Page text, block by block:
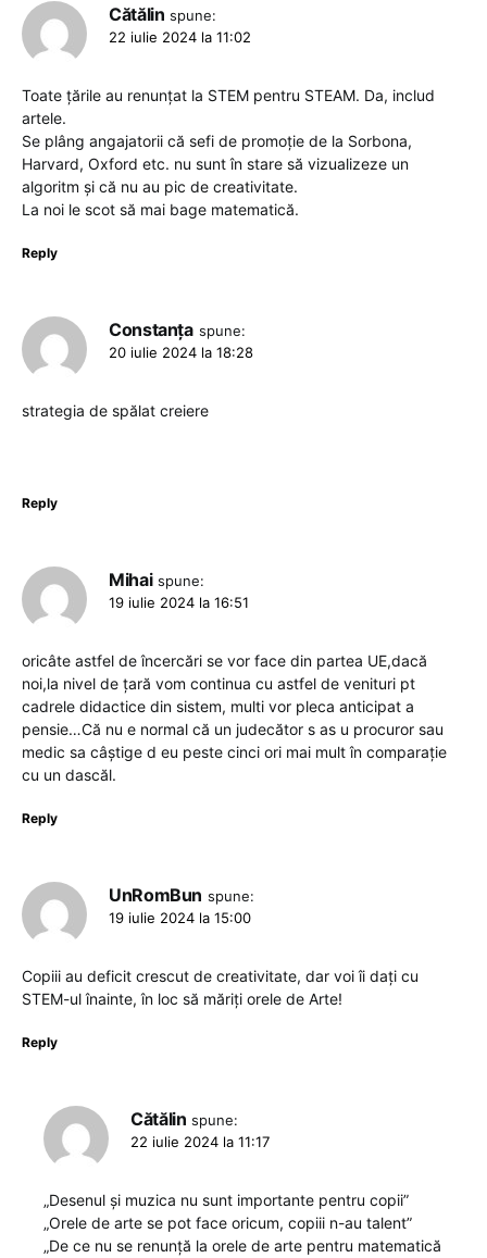
Cătălin spune:
22 iulie 2024 la 11:02
Toate țările au renunțat la STEM pentru STEAM. Da, includ
artele.
Se plâng angajatorii că sefi de promoție de la Sorbona,
Harvard, Oxford etc. nu sunt în stare să vizualizeze un
algoritm și că nu au pic de creativitate.
La noi le scot să mai bage matematică.
Reply
Constanța spune:
20 iulie 2024 la 18:28
strategia de spălat creiere
Reply
Mihai spune:
19 iulie 2024 la 16:51
oricâte astfel de încercări se vor face din partea UE,dacă
noi,la nivel de țară vom continua cu astfel de venituri pt
cadrele didactice din sistem, multi vor pleca anticipat a
pensie…Că nu e normal că un judecător s as u procuror sau
medic sa câștige d eu peste cinci ori mai mult în comparație
cu un dascăl.
Reply
UnRomBun spune:
19 iulie 2024 la 15:00
Copiii au deficit crescut de creativitate, dar voi îi dați cu
STEM-ul înainte, în loc să măriți orele de Arte!
Reply
Cătălin spune:
22 iulie 2024 la 11:17
„Desenul și muzica nu sunt importante pentru copii”
„Orele de arte se pot face oricum, copiii n-au talent”
„De ce nu se renunță la orele de arte pentru matematică